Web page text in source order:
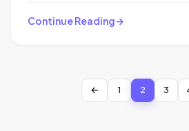
Continue Reading
1 2 3